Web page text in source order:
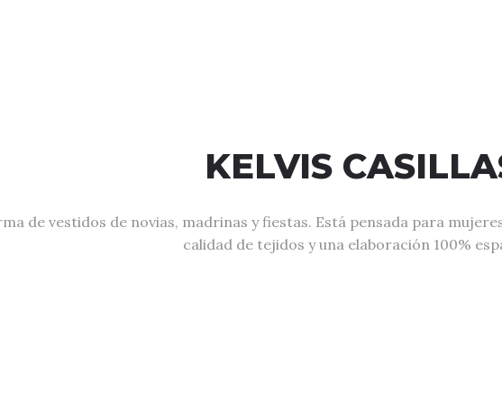
KELVIS
de vestidos de novias, madrinas y fiestas. Está pensada para
calidad de tejidos y una elaboración 100%